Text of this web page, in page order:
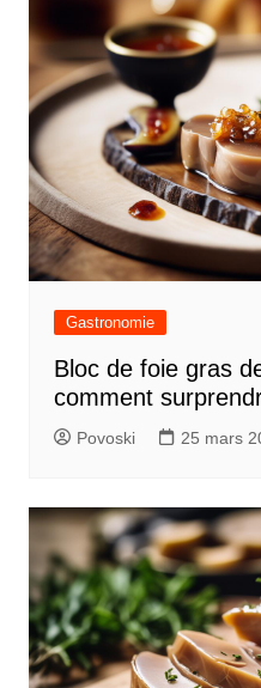
Gastronomie
Bloc de foie gras
comment
Povoski 25 mars